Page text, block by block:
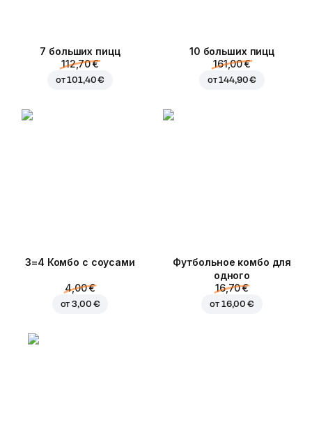
7 больших пицц
112,70 €
от101,40 €
10 больших пицц
161,00 €
от144,90 €
3=4 Комбо с соусами
4,00 €
от3,00 €
Футбольное комбо для
одного
16,70 €
от 16,00 €